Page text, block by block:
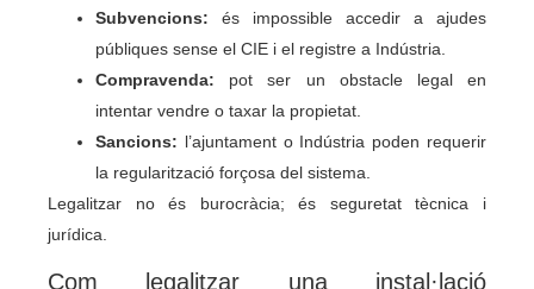
Subvencions: és impossible accedir a ajudes
públiques sense el CIE i el registre a Indústria.
Compravenda: pot ser un obstacle legal en
intentar vendre o taxar la propietat.
Sancions: l’ajuntament o Indústria poden requerir
la regularització forçosa del sistema.
Legalitzar no és burocràcia; és seguretat tècnica i
jurídica.
Com legalitzar una instal·lació